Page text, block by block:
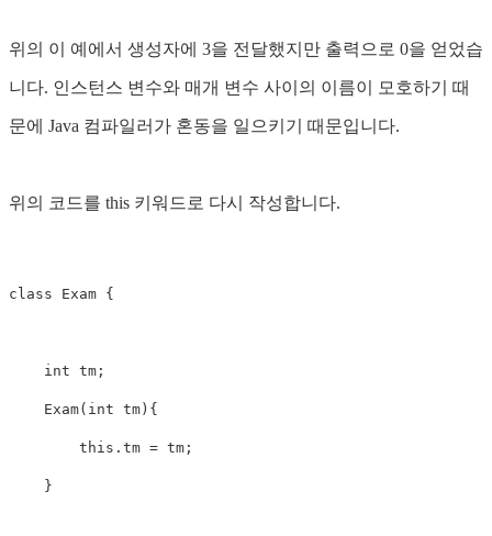
위의 이 예에서 생성자에 3을 전달했지만 출력으로 0을 얻었습
니다. 인스턴스 변수와 매개 변수 사이의 이름이 모호하기 때
문에 Java 컴파일러가 혼동을 일으키기 때문입니다.
위의 코드를 this 키워드로 다시 작성합니다.
class Exam {
    int tm;
    Exam(int tm){
        this.tm = tm;
    }